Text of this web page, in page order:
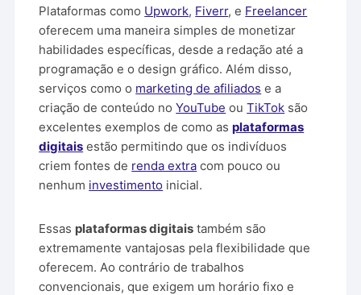
Plataformas como Upwork, Fiverr, e Freelancer
oferecem uma maneira simples de monetizar
habilidades específicas, desde a redação até a
programação e o design gráfico. Além disso,
serviços como o marketing de afiliados e a
criação de conteúdo noYouTube ouTikTok são
excelentes exemplos de como asplataformas
digitais estão permitindo que os indivíduos
criem fontes de renda extra com pouco ou
nenhum investimento inicial.
Essas plataformas digitais também são
extremamente vantajosas pela flexibilidade que
oferecem. Ao contrário de trabalhos
convencionais, que exigem um horário fixo e